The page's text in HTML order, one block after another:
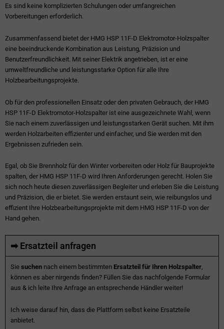
Es sind keine komplizierten Schulungen oder umfangreichen
Vorbereitungen erforderlich.
Zusammenfassend bietet der HMG HSP 11F-D Elektromotor-Holzspalter
eine beeindruckende Kombination aus Leistung, Präzision und
Benutzerfreundlichkeit. Mit seiner Elektrik angetrieben, ist er eine
umweltfreundliche und leistungsstarke Option für alle Ihre
Holzbearbeitungsprojekte.
Ob für den professionellen Einsatz oder den privaten Gebrauch, der HMG
HSP 11F-D Elektromotor-Holzspalter ist eine ausgezeichnete Wahl, wenn
Sie nach einem zuverlässigen und leistungsstarken Gerät suchen. Mit ihm
werden Holzarbeiten effizienter und einfacher, und Sie werden mit den
Ergebnissen zufrieden sein.
Egal, ob Sie Brennholz für den Winter vorbereiten oder Holz für Bauprojekte
spalten, der HMG HSP 11F-D wird Ihren Anforderungen gerecht. Holen Sie
sich noch heute diesen zuverlässigen Begleiter und erleben Sie die Leistung
und Präzision, die er bietet. Sie werden erstaunt sein, wie reibungslos und
effizient Ihre Holzbearbeitungsprojekte mit dem HMG HSP 11F-D von der
Hand gehen.
➡ Ersatzteil anfragen
Sie suchen nach einem bestimmten Ersatzteil für Ihren Holzspalter,
können es aber nirgends finden? Füllen Sie das nachfolgende Formular
aus & ich leite Ihre Anfrage an entsprechende Händler weiter!
Ich weise darauf hin, dass die Plattform selbst keine Ersatzteile
anbietet.